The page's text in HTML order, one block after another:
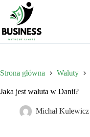
Przejdź
treści
Strona główna Waluty
Jaka jest waluta w Danii?
Michał Kulewicz